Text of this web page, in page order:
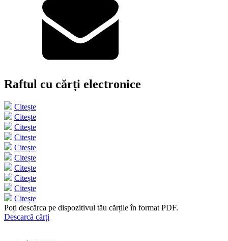
Raftul cu cărți electronice
Citește
Citește
Citește
Citește
Citește
Citește
Citește
Citește
Citește
Citește
Poți descărca pe dispozitivul tău cărțile în format PDF.
Descarcă cărți